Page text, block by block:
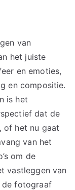
van
het juiste
en emoties,
en compositie.
is het
dat de
of het nu gaat
van het
om de
vastleggen van
de fotograaf